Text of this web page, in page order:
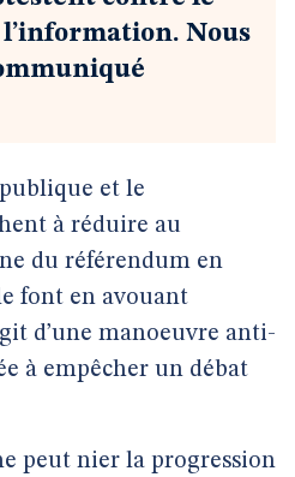
Nous
et le
à réduire au
du référendum en
font en avouant
d’une manoeuvre anti-
à empêcher un débat
peut nier la progression